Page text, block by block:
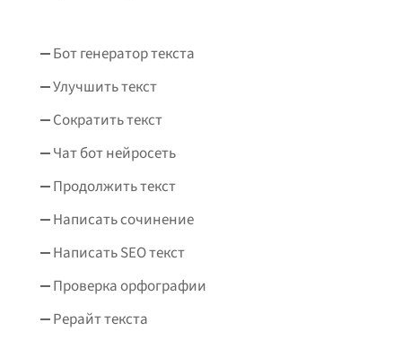
Бот генератор текста
Улучшить текст
Сократить текст
Чат бот нейросеть
Продолжить текст
Написать сочинение
Написать SEO текст
Проверка орфографии
Рерайт текста